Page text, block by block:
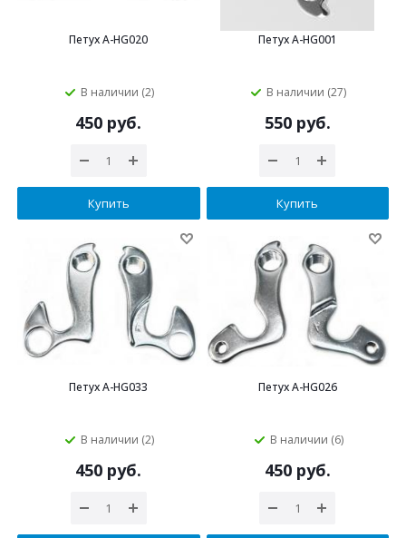
Петух A-HG020
В наличии (2)
450 руб.
Купить
Петух A-HG001
В наличии (27)
550 руб.
Купить
Петух A-HG033
В наличии (2)
450 руб.
Петух A-HG026
В наличии (6)
450 руб.